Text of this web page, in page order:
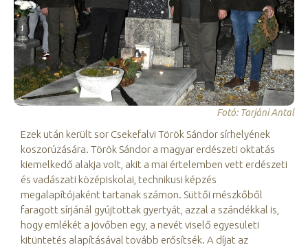
Fotó: Tarjáni Antal
Ezek után került sor Csekefalvi Török Sándor sírhelyének
koszorúzására. Török Sándor a magyar erdészeti oktatás
kiemelkedő alakja volt, akit a mai értelemben vett erdészeti
és vadászati középiskolai, technikusi képzés
megalapítójaként tartanak számon. Süttői mészkőből
faragott sírjánál gyújtottak gyertyát, azzal a szándékkal is,
hogy emlékét a jövőben egy, a nevét viselő egyesületi
kitüntetés alapításával tovább erősítsék. A díjat az